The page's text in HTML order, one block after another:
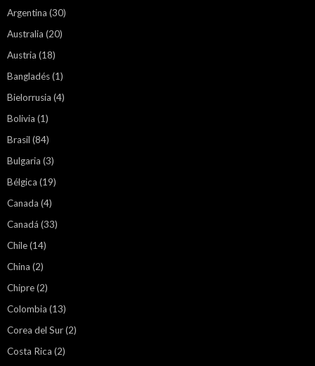
Argentina (30)
Australia (20)
Austria (18)
Bangladés(1)
Bielorrusia (4)
Bolivia (1)
Brasil (84)
Bulgaria (3)
Bélgica (19)
Canada (4)
Canadá (33)
Chile(14)
China (2)
Chipre(2)
Colombia (13)
Corea del Sur(2)
Costa Rica (2)